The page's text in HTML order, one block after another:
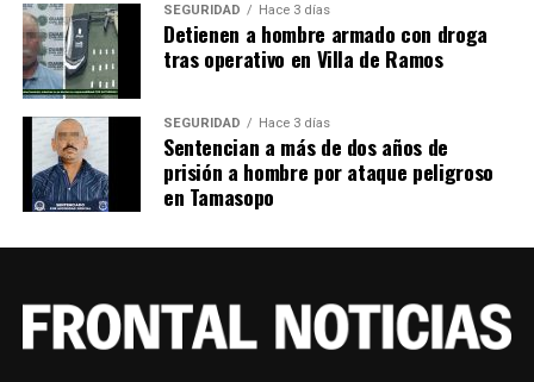
SEGURIDAD Hace 3 días
Detienen a hombre armado con droga
tras operativo en Villa de Ramos
SEGURIDAD Hace 3 días
Sentencian a más de dos años de
prisión a hombre por ataque peligroso
en Tamasopo